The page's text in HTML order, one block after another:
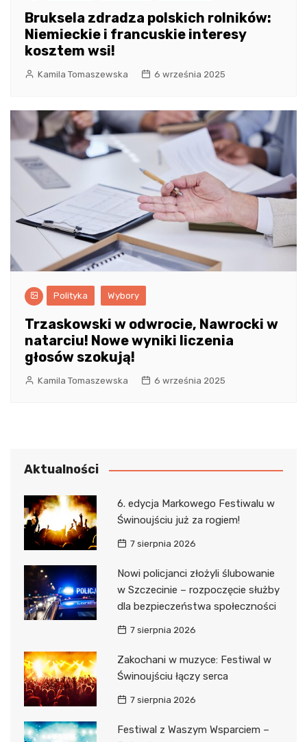
Bruksela zdradza polskich rolników:
Niemieckie i francuskie interesy
kosztem wsi!
Kamila Tomaszewska 6 września 2025
Polityka Wybory
Trzaskowski w odwrocie, Nawrocki w
natarciu! Nowe wyniki liczenia
głosów szokują!
Kamila Tomaszewska 6 września 2025
Aktualności
6. edycja Markowego Festiwalu w
Świnoujściu już za rogiem!
7 sierpnia 2026
Nowi policjanci złożyli ślubowanie
w Szczecinie – rozpoczęcie służby
dla bezpieczeństwa społeczności
7 sierpnia 2026
Zakochani w muzyce: Festiwal w
Świnoujściu łączy serca
7 sierpnia 2026
Festiwal z Waszym Wsparciem –